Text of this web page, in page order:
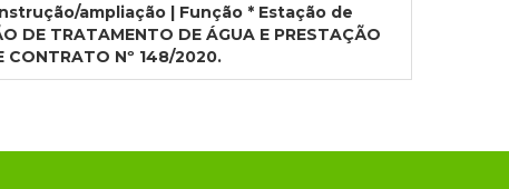
ampliação | Função * Estação de
TRATAMENTO DE ÁGUA E PRESTAÇÃO
CONTRATO Nº 148/2020.